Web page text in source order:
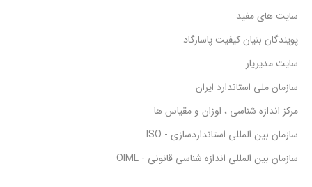
سایت های مفید
پویندگان بنیان کیفیت پاسارگاد
سایت مدیریار
سازمان ملی استاندارد ایران
مرکز اندازه شناسی ، اوزان و مقیاس ها
سازمان بین المللی استانداردسازی - ISO
سازمان بین المللی اندازه شناسی قانونی - OIML